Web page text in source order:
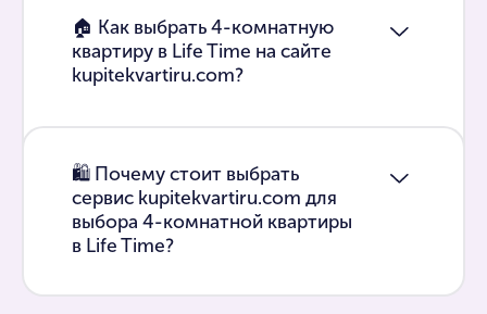
🏠 Как выбрать 4-комнатную
квартиру в Life Time на сайте
kupitekvartiru.com?
🛍 Почему стоит выбрать
сервис kupitekvartiru.com для
выбора 4-комнатной квартиры
в Life Time?